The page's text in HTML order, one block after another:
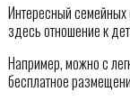
Интересный
здесь отношение к
Например, можно с
бесплатное